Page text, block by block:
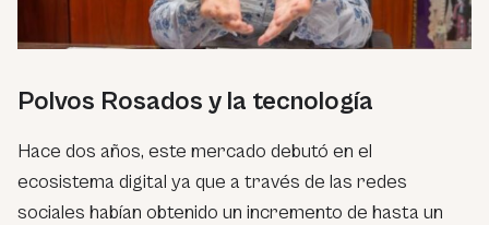
Polvos Rosados y la tecnología
Hace dos años, este mercado debutó en el
ecosistema digital ya que a través de las redes
sociales habían obtenido un incremento de hasta un